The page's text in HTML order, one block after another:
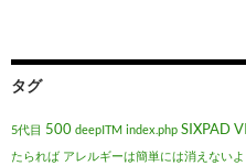
タグ
5代目 500 deepITM index.php SIXPAD
たられば アレルギーは簡単には消えないよ